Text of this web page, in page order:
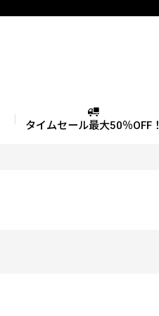
タイムセール最大50％OFF！